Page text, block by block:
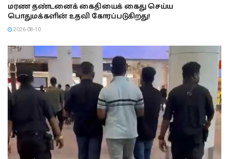
மரண தண்டனைக் கைதியைக் கைது செய்ய
பொதுமக்களின் உதவி கோரப்படுகிறது!
2026-08-10